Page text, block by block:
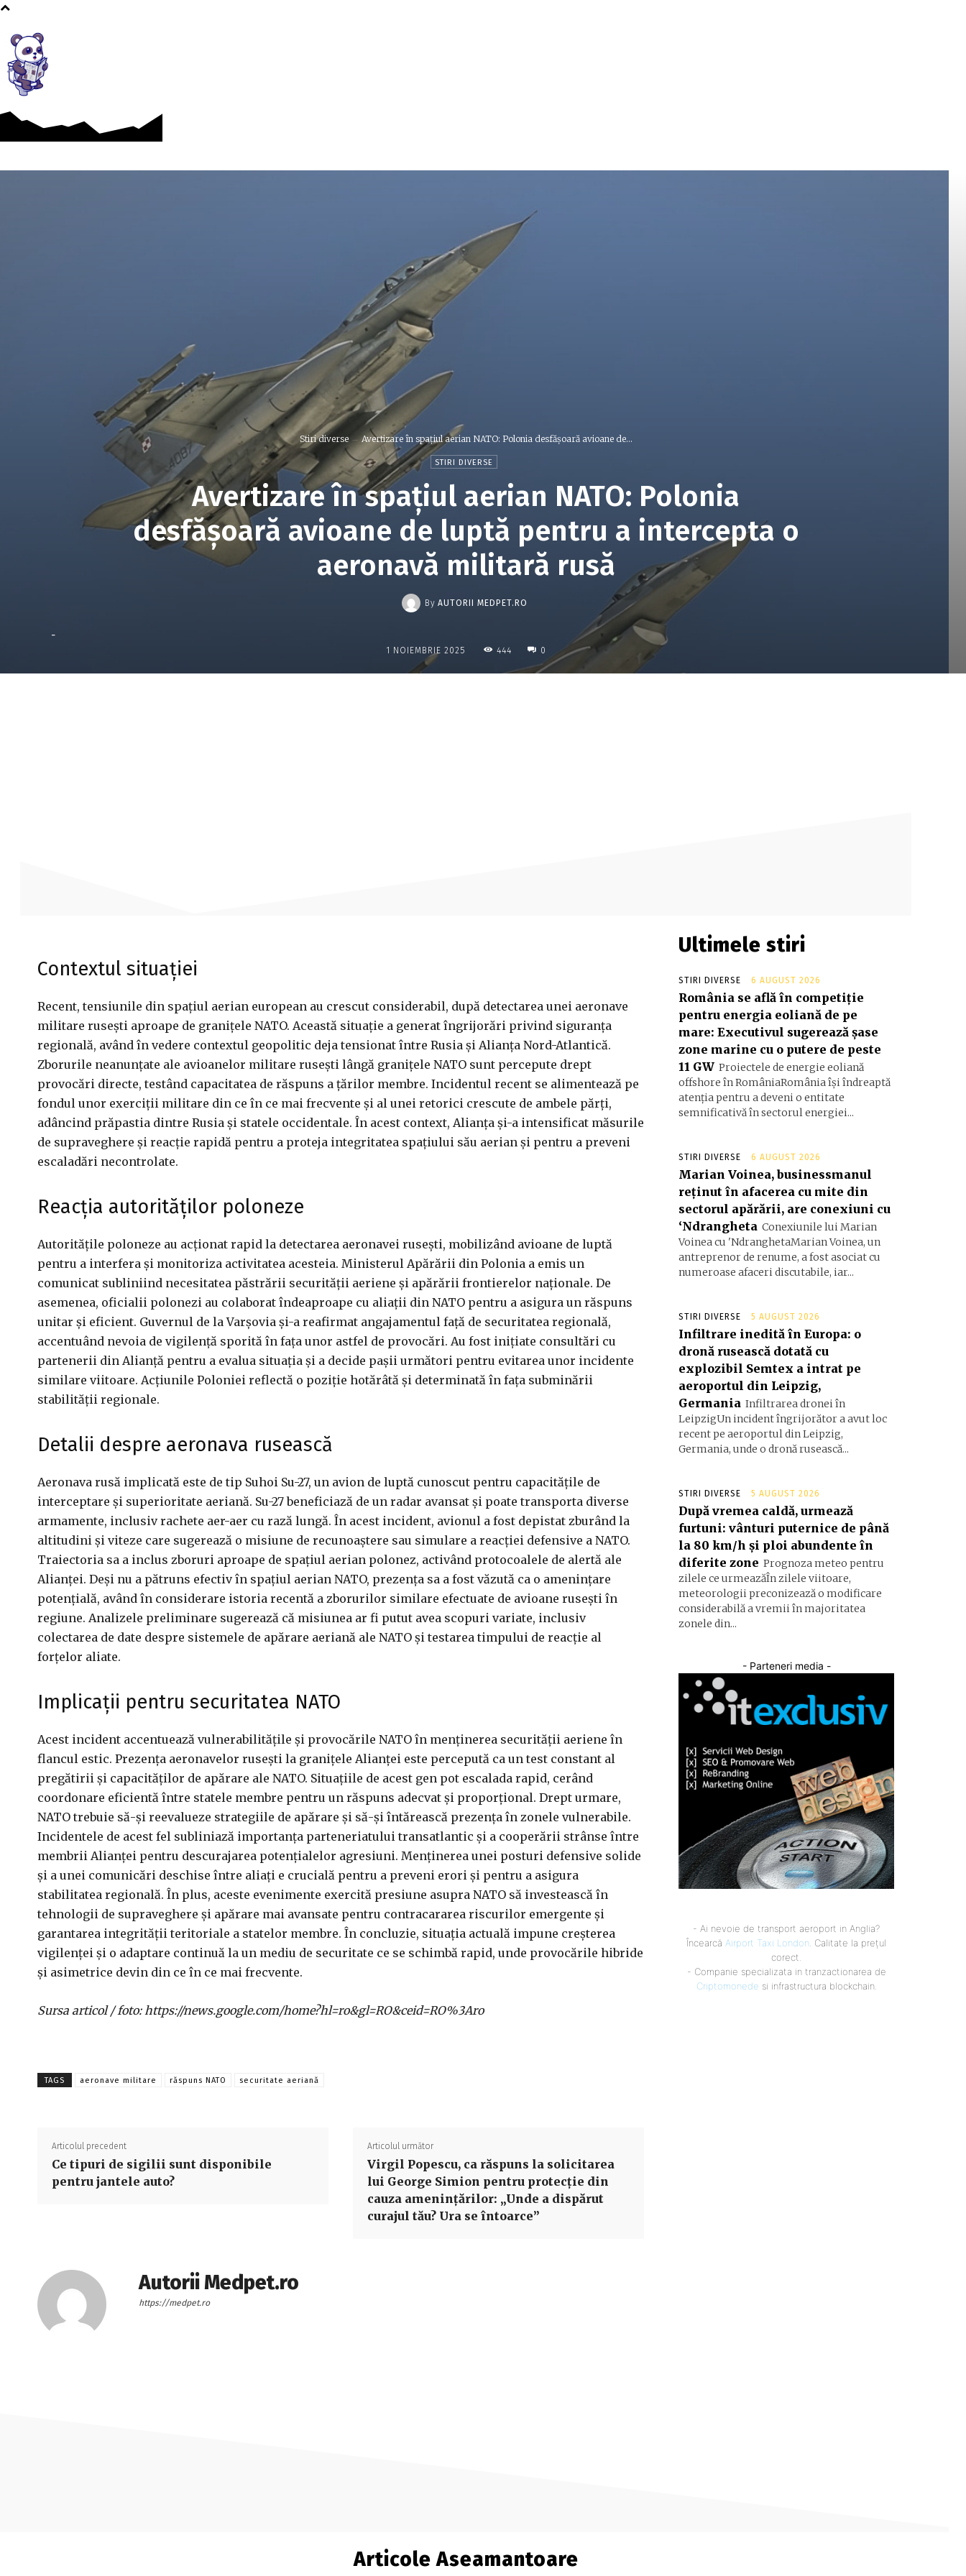
Stiri diverse Avertizare în spațiul aerian NATO: Polonia desfășoară avioane de...
STIRI DIVERSE
Avertizare în spațiul aerian NATO: Polonia
desfășoară avioane de luptă pentru a intercepta o
aeronavă militară rusă
By AUTORII MEDPET.RO
-
1 NOIEMBRIE 2025 444 0
Contextul situației
Recent, tensiunile din spațiul aerian european au crescut considerabil, după detectarea unei aeronave
militare rusești aproape de granițele NATO. Această situație a generat îngrijorări privind siguranța
regională, având în vedere contextul geopolitic deja tensionat între Rusia și Alianța Nord-Atlantică.
Zborurile neanunțate ale avioanelor militare rusești lângă granițele NATO sunt percepute drept
provocări directe, testând capacitatea de răspuns a țărilor membre. Incidentul recent se alimentează pe
fondul unor exerciții militare din ce în ce mai frecvente și al unei retorici crescute de ambele părți,
adâncind prăpastia dintre Rusia și statele occidentale. În acest context, Alianța și-a intensificat măsurile
de supraveghere și reacție rapidă pentru a proteja integritatea spațiului său aerian și pentru a preveni
escaladări necontrolate.
Reacția autorităților poloneze
Autoritățile poloneze au acționat rapid la detectarea aeronavei rusești, mobilizând avioane de luptă
pentru a interfera și monitoriza activitatea acesteia. Ministerul Apărării din Polonia a emis un
comunicat subliniind necesitatea păstrării securității aeriene și apărării frontierelor naționale. De
asemenea, oficialii polonezi au colaborat îndeaproape cu aliații din NATO pentru a asigura un răspuns
unitar și eficient. Guvernul de la Varșovia și-a reafirmat angajamentul față de securitatea regională,
accentuând nevoia de vigilență sporită în fața unor astfel de provocări. Au fost inițiate consultări cu
partenerii din Alianță pentru a evalua situația și a decide pașii următori pentru evitarea unor incidente
similare viitoare. Acțiunile Poloniei reflectă o poziție hotărâtă și determinată în fața subminării
stabilității regionale.
Detalii despre aeronava rusească
Aeronava rusă implicată este de tip Suhoi Su-27, un avion de luptă cunoscut pentru capacitățile de
interceptare și superioritate aeriană. Su-27 beneficiază de un radar avansat și poate transporta diverse
armamente, inclusiv rachete aer-aer cu rază lungă. În acest incident, avionul a fost depistat zburând la
altitudini și viteze care sugerează o misiune de recunoaștere sau simulare a reacției defensive a NATO.
Traiectoria sa a inclus zboruri aproape de spațiul aerian polonez, activând protocoalele de alertă ale
Alianței. Deși nu a pătruns efectiv în spațiul aerian NATO, prezența sa a fost văzută ca o amenințare
potențială, având în considerare istoria recentă a zborurilor similare efectuate de avioane rusești în
regiune. Analizele preliminare sugerează că misiunea ar fi putut avea scopuri variate, inclusiv
colectarea de date despre sistemele de apărare aeriană ale NATO și testarea timpului de reacție al
forțelor aliate.
Implicații pentru securitatea NATO
Acest incident accentuează vulnerabilitățile și provocările NATO în menținerea securității aeriene în
flancul estic. Prezența aeronavelor rusești la granițele Alianței este percepută ca un test constant al
pregătirii și capacităților de apărare ale NATO. Situațiile de acest gen pot escalada rapid, cerând
coordonare eficientă între statele membre pentru un răspuns adecvat și proporțional. Drept urmare,
NATO trebuie să-și reevalueze strategiile de apărare și să-și întărească prezența în zonele vulnerabile.
Incidentele de acest fel subliniază importanța parteneriatului transatlantic și a cooperării strânse între
membrii Alianței pentru descurajarea potențialelor agresiuni. Menținerea unei posturi defensive solide
și a unei comunicări deschise între aliați e crucială pentru a preveni erori și pentru a asigura
stabilitatea regională. În plus, aceste evenimente exercită presiune asupra NATO să investească în
tehnologii de supraveghere și apărare mai avansate pentru contracararea riscurilor emergente și
garantarea integrității teritoriale a statelor membre. În concluzie, situația actuală impune creșterea
vigilenței și o adaptare continuă la un mediu de securitate ce se schimbă rapid, unde provocările hibride
și asimetrice devin din ce în ce mai frecvente.
Sursa articol / foto: https://news.google.com/home?hl=ro&gl=RO&ceid=RO%3Aro
TAGS aeronave militare răspuns NATO securitate aeriană
Articolul precedent
Ce tipuri de sigilii sunt disponibile
pentru jantele auto?
Articolul următor
Virgil Popescu, ca răspuns la solicitarea
lui George Simion pentru protecție din
cauza amenințărilor: „Unde a dispărut
curajul tău? Ura se întoarce”
Autorii Medpet.ro
https://medpet.ro
Ultimele stiri
STIRI DIVERSE 6 AUGUST 2026
România se află în competiție
pentru energia eoliană de pe
mare: Executivul sugerează șase
zone marine cu o putere de peste
11 GW Proiectele de energie eoliană
offshore în RomâniaRomânia își îndreaptă
atenția pentru a deveni o entitate
semnificativă în sectorul energiei...
STIRI DIVERSE 6 AUGUST 2026
Marian Voinea, businessmanul
reținut în afacerea cu mite din
sectorul apărării, are conexiuni cu
‘Ndrangheta Conexiunile lui Marian
Voinea cu 'NdranghetaMarian Voinea, un
antreprenor de renume, a fost asociat cu
numeroase afaceri discutabile, iar...
STIRI DIVERSE 5 AUGUST 2026
Infiltrare inedită în Europa: o
dronă rusească dotată cu
explozibil Semtex a intrat pe
aeroportul din Leipzig,
Germania Infiltrarea dronei în
LeipzigUn incident îngrijorător a avut loc
recent pe aeroportul din Leipzig,
Germania, unde o dronă rusească...
STIRI DIVERSE 5 AUGUST 2026
După vremea caldă, urmează
furtuni: vânturi puternice de până
la 80 km/h și ploi abundente în
diferite zone Prognoza meteo pentru
zilele ce urmeazăÎn zilele viitoare,
meteorologii preconizează o modificare
considerabilă a vremii în majoritatea
zonele din...
- Parteneri media -
- Ai nevoie de transport aeroport in Anglia?
Încearcă Airport Taxi London. Calitate la prețul
corect.
- Companie specializata in tranzactionarea de
Criptomonede si infrastructura blockchain.
Articole Aseamantoare